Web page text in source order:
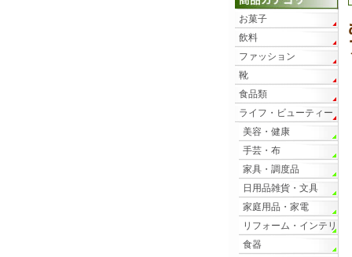
お菓子
飲料
ファッション
靴
食品類
ライフ・ビューティー
美容・健康
手芸・布
家具・調度品
日用品雑貨・文具
家庭用品・家電
リフォーム・インテリ
ア
食器